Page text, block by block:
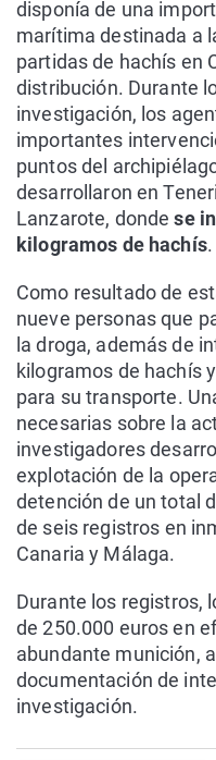
disponía de una
marítima destinada a
partidas de hachís en
distribución. Durante
investigación, los
importantes
puntos del
desarrollaron en
Lanzarote, donde se
kilogramos de hachís.
Como resultado de
nueve personas que
la droga, además de
kilogramos de hachís
para su transporte.
necesarias sobre la
investigadores
explotación de la
detención de un total
de seis registros en
Canaria y Málaga.
Durante los registros,
de 250.000 euros en
abundante munición,
documentación de
investigación.